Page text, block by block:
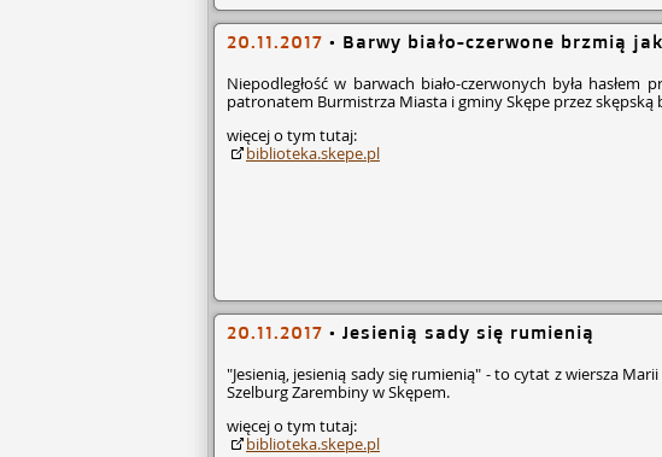
20.11.2017 • Barwy biało-czerwone brzmią
Niepodległość w barwach biało-czerwonych była
patronatem Burmistrza Miasta i gminy Skępe przez skępską
więcej o tym tutaj:
biblioteka.skepe.pl
20.11.2017 • Jesienią sady się rumienią
"Jesienią, jesienią sady się rumienią" - to cytat z wiersza
Szelburg Zarembiny w Skępem.
więcej o tym tutaj:
biblioteka.skepe.pl